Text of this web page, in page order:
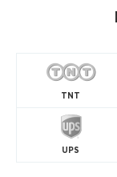
TNT
UPS